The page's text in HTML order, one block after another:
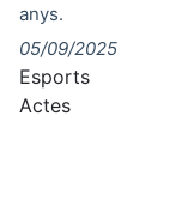
anys.
05/09/2025
Esports
Actes